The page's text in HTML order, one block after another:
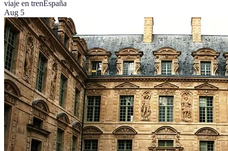
viaje en trenEspaña
Aug 5